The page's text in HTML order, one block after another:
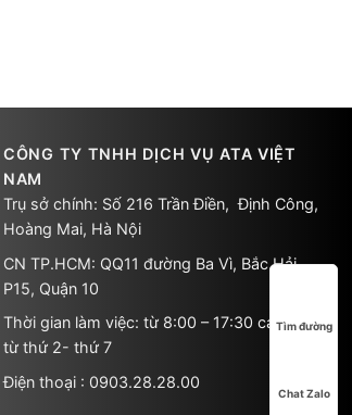
CÔNG TY TNHH DỊCH VỤ ATA VIỆT
NAM
Trụ sở chính: Số 216 Trần Điền, Định Công,
Hoàng Mai, Hà Nội
CN TP.HCM: QQ11 đường Ba Vì, Bắc Hải,
P15, Quận 10
Thời gian làm việc: từ 8:00 – 17:30 các ngày
từ thứ 2- thứ 7
Điện thoại : 0903.28.28.00
Tìm đường
Chat Zalo